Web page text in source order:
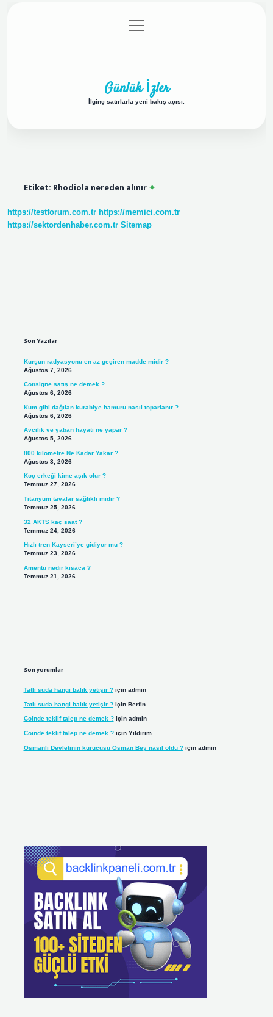
Gizlilik Politikası
menüyü
aç
Günlük İzler
İlginç satırlarla yeni bakış açısı.
Etiket: Rhodiola nereden alınır
https://testforum.com.tr https://memici.com.tr
https://sektordenhaber.com.tr Sitemap
Son Yazılar
Kurşun radyasyonu en az geçiren madde midir ?
Ağustos 7, 2026
Consigne satış ne demek ?
Ağustos 6, 2026
Kum gibi dağılan kurabiye hamuru nasıl toparlanır ?
Ağustos 6, 2026
Avcılık ve yaban hayatı ne yapar ?
Ağustos 5, 2026
800 kilometre Ne Kadar Yakar ?
Ağustos 3, 2026
Koç erkeği kime aşık olur ?
Temmuz 27, 2026
Titanyum tavalar sağlıklı mıdır ?
Temmuz 25, 2026
32 AKTS kaç saat ?
Temmuz 24, 2026
Hızlı tren Kayseri’ye gidiyor mu ?
Temmuz 23, 2026
Amentü nedir kısaca ?
Temmuz 21, 2026
Son yorumlar
Tatlı suda hangi balık yetişir ?için admin
Tatlı suda hangi balık yetişir ?için Berfin
Coinde teklif talep ne demek ?için admin
Coinde teklif talep ne demek ?için Yıldırım
Osmanlı Devletinin kurucusu Osman Bey nasıl öldü ?için admin